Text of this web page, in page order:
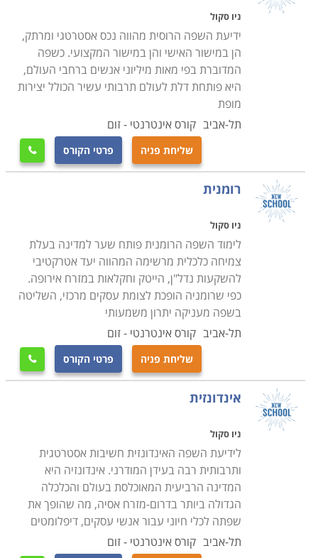
ניו סקול
ידיעת השפה הרוסית מהווה נכס אסטרטגי ומרתק,
הן במישור האישי והן במישור המקצועי. כשפה
המדוברת בפי מאות מיליוני אנשים ברחבי העולם,
היא פותחת דלת לעולם תרבותי עשיר הכולל יצירות
מופת
תל-אביב קורס אינטרנטי - זום
שליחת פניה פרטי הקורס 
רומנית
ניו סקול
לימוד השפה הרומנית פותח שער למדינה בעלת
צמיחה כלכלית מרשימה המהווה יעד אטרקטיבי
להשקעות נדל"ן, הייטק וחקלאות במזרח אירופה.
כפי שרומניה הופכת לצומת עסקים מרכזי, השליטה
בשפה מעניקה יתרון משמעותי
תל-אביב קורס אינטרנטי - זום
שליחת פניה פרטי הקורס 
אינדונזית
ניו סקול
לידיעת השפה האינדונזית חשיבות אסטרטגית
ותרבותית רבה בעידן המודרני. אינדונזיה היא
המדינה הרביעית המאוכלסת בעולם והכלכלה
הגדולה ביותר בדרום-מזרח אסיה, מה שהופך את
שפתה לכלי חיוני עבור אנשי עסקים, דיפלומטים
תל-אביב קורס אינטרנטי - זום